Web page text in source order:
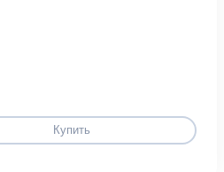
Купить